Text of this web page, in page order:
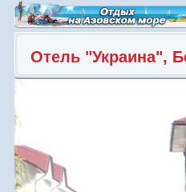
Отель "Украина",